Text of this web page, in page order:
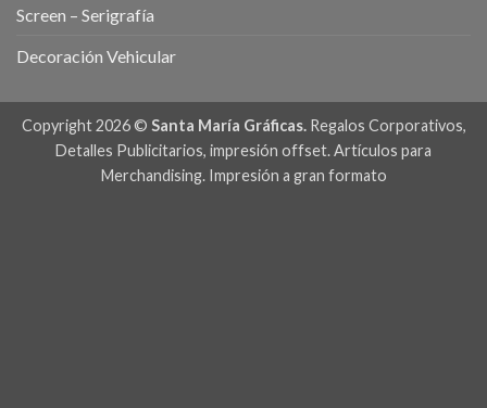
Screen – Serigrafía
Decoración Vehicular
Copyright 2026 © Santa María Gráficas. Regalos Corporativos,
Detalles Publicitarios, impresión offset. Artículos para
Merchandising. Impresión a gran formato